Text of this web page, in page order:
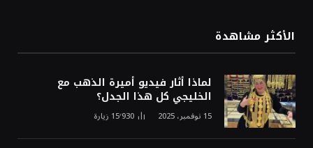
الأكثر مشاهدة
لماذا أثار فيديو أميرة الذهب مع
الخليجي كل هذا الجدل؟
15 نوفمبر، 2025 15٬930 زيارة